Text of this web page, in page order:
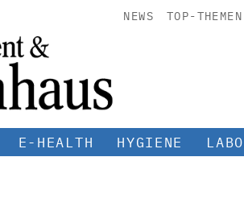
NEWS TOP-THEMEN
E-HEALTH HYGIENE